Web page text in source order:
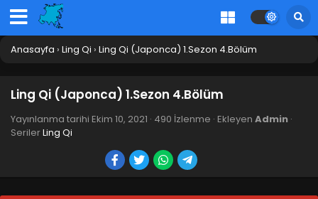
Anasayfa › Ling Qi › Ling Qi (Japonca) 1.Sezon 4.Bölüm
Ling Qi (Japonca) 1.Sezon 4.Bölüm
Yayınlanma tarihi Ekim 10, 2021 · 490 İzlenme · Ekleyen Admin ·
SerilerLing Qi